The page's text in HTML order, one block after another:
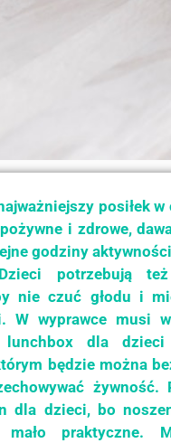
posiłek w
i zdrowe,
godziny
potrzebują
nie czuć głodu i
W wyprawce musi
lunchbox dla
będzie można
żywność.
dla dzieci, bo
praktyczne.